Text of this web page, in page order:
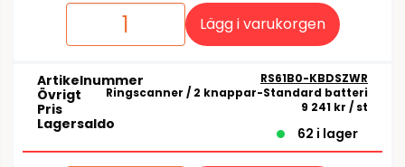
Lägg i varukorgen
Artikelnummer RS61B0-KBDSZWR
Övrigt Ringscanner / 2 knappar-Standard batteri
Pris 9 241 kr / st
Lagersaldo
62 i lager